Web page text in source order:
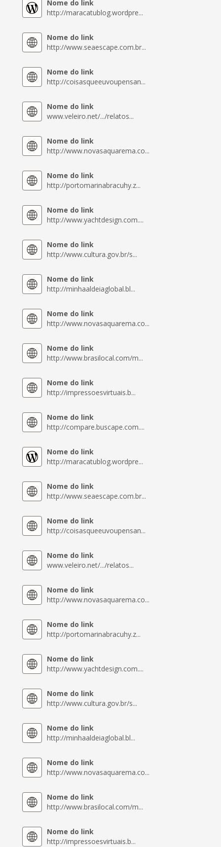
Nome do link
http://maracatublog.wordpre...
Nome do link
http://www.seaescape.com.br...
Nome do link
http://coisasqueeuvoupensan...
Nome do link
www.veleiro.net/.../relatos...
Nome do link
http://www.novasaquarema.co...
Nome do link
http://portomarinabracuhy.z...
Nome do link
http://www.yachtdesign.com....
Nome do link
http://www.cultura.gov.br/s...
Nome do link
http://minhaaldeiaglobal.bl...
Nome do link
http://www.novasaquarema.co...
Nome do link
http://www.brasilocal.com/m...
Nome do link
http://impressoesvirtuais.b...
Nome do link
http://compare.buscape.com....
Nome do link
http://maracatublog.wordpre...
Nome do link
http://www.seaescape.com.br...
Nome do link
http://coisasqueeuvoupensan...
Nome do link
www.veleiro.net/.../relatos...
Nome do link
http://www.novasaquarema.co...
Nome do link
http://portomarinabracuhy.z...
Nome do link
http://www.yachtdesign.com....
Nome do link
http://www.cultura.gov.br/s...
Nome do link
http://minhaaldeiaglobal.bl...
Nome do link
http://www.novasaquarema.co...
Nome do link
http://www.brasilocal.com/m...
Nome do link
http://impressoesvirtuais.b...